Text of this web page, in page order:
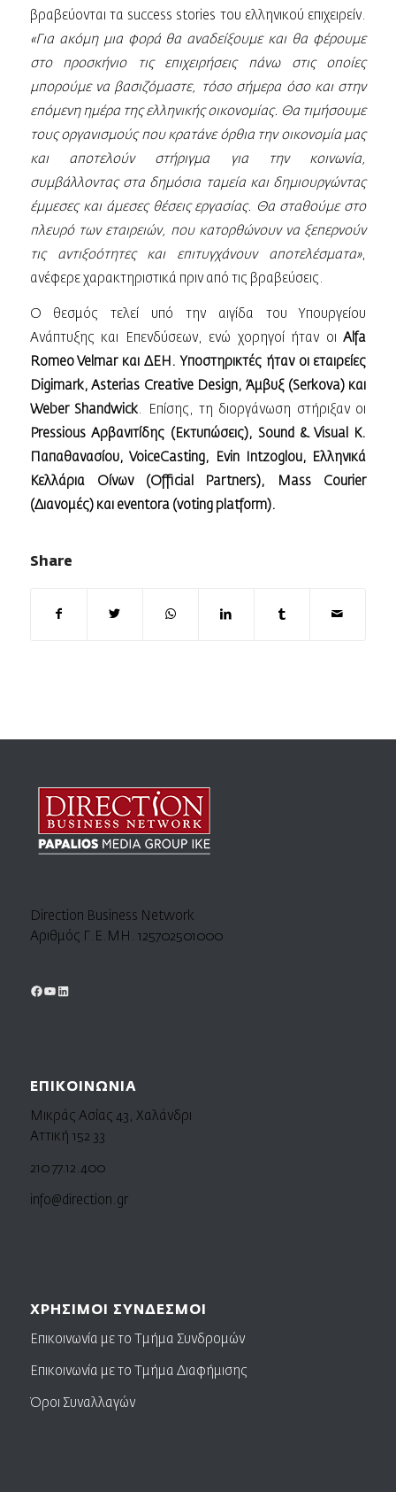
βραβεύονται τα success stories του ελληνικού επιχειρείν.
«Για ακόμη μια φορά θα αναδείξουμε και θα φέρουμε
στο προσκήνιο τις επιχειρήσεις πάνω στις οποίες
μπορούμε να βασιζόμαστε, τόσο σήμερα όσο και στην
επόμενη ημέρα της ελληνικής οικονομίας. Θα τιμήσουμε
τους οργανισμούς που κρατάνε όρθια την οικονομία μας
και αποτελούν στήριγμα για την κοινωνία,
συμβάλλοντας στα δημόσια ταμεία και δημιουργώντας
έμμεσες και άμεσες θέσεις εργασίας. Θα σταθούμε στο
πλευρό των εταιρειών, που κατορθώνουν να ξεπερνούν
τις αντιξοότητες και επιτυγχάνουν αποτελέσματα»,
ανέφερε χαρακτηριστικά πριν από τις βραβεύσεις.
Ο θεσμός τελεί υπό την αιγίδα του Υπουργείου
Ανάπτυξης και Επενδύσεων, ενώ χορηγοί ήταν οιAlfa
Romeo Velmar και ΔΕΗ. Υποστηρικτές ήταν οι εταιρείες
Digimark, Asterias Creative Design, Άμβυξ (Serkova) και
Weber Shandwick . Επίσης, τη διοργάνωση στήριξαν οι
Pressious Αρβανιτίδης (Εκτυπώσεις), Sound & Visual K.
Παπαθανασίου, VoiceCasting, Εvin Intzoglou, Ελληνικά
Κελλάρια Οίνων (Οfficial Partners), Mass Courier
(Διανομές) και eventora (voting platform).
Share
Direction Business Network
Αριθμός Γ.Ε.ΜΗ. 125702501000
ΕΠΙΚΟΙΝΩΝΙΑ
Μικράς Ασίας 43, Χαλάνδρι
Αττική 152 33
210 77.12.400
info@direction.gr
ΧΡΗΣΙΜΟΙ ΣΥΝΔΕΣΜΟΙ
Επικοινωνία με το Τμήμα Συνδρομών
Επικοινωνία με το Τμήμα Διαφήμισης
Όροι Συναλλαγών